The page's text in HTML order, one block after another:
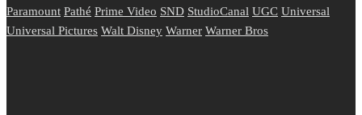
Paramount Pathé Prime Video SND StudioCanal UGC Universal
Universal Pictures Walt Disney Warner Warner Bros